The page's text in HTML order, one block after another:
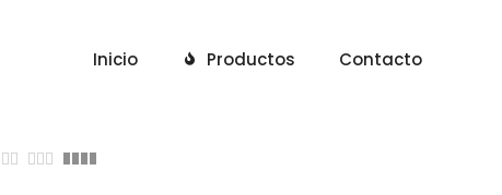
Inicio Productos Contacto